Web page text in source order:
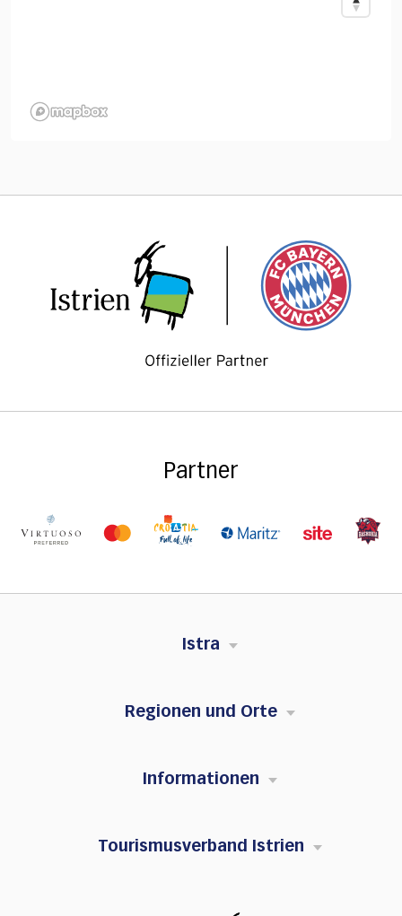
Partner
Istra
Regionen und Orte
Informationen
Tourismusverband Istrien